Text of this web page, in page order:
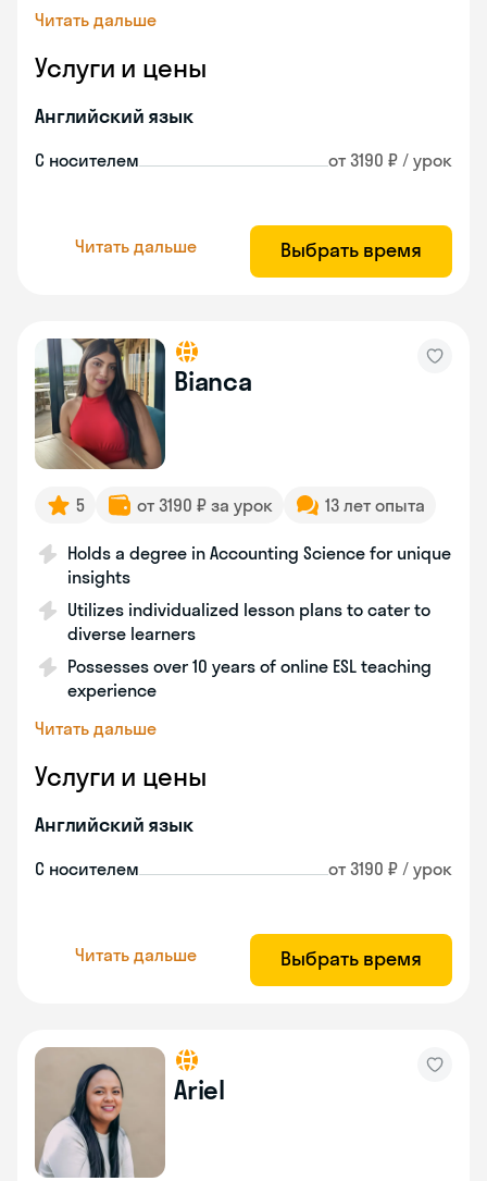
Читать дальше
Услуги и цены
Английский язык
С носителем от 3190 ₽ / урок
Читать дальше Выбрать время
Bianca
5 от 3190 ₽ за урок 13 лет опыта
Holds a degree in Accounting Science for unique
insights
Utilizes individualized lesson plans to cater to
diverse learners
Possesses over 10 years of online ESL teaching
experience
Читать дальше
Услуги и цены
Английский язык
С носителем от 3190 ₽ / урок
Читать дальше Выбрать время
Ariel